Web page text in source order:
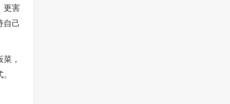
更害
自己
，